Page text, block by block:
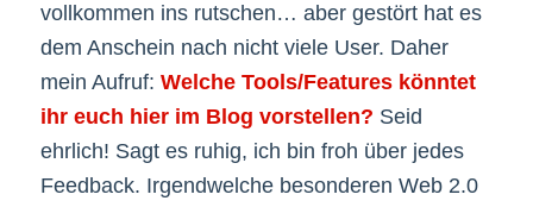
vollkommen ins rutschen… aber gestört hat es
dem Anschein nach nicht viele User. Daher
mein Aufruf: Welche Tools/Features könntet
ihr euch hier im Blog vorstellen? Seid
ehrlich! Sagt es ruhig, ich bin froh über jedes
Feedback. Irgendwelche besonderen Web 2.0